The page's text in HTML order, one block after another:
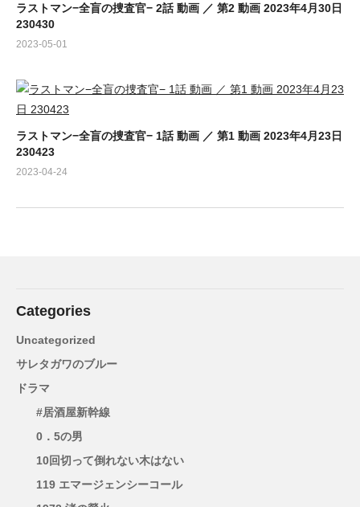
ラストマン−全盲の捜査官− 2話 動画 ／ 第2 動画 2023年4月30日
230430
2023-05-01
ラストマン−全盲の捜査官− 1話 動画 ／ 第1 動画 2023年4月23日
230423
2023-04-24
Categories
Uncategorized
サレタガワのブルー
ドラマ
#居酒屋新幹線
0．5の男
10回切って倒れない木はない
119 エマージェンシーコール